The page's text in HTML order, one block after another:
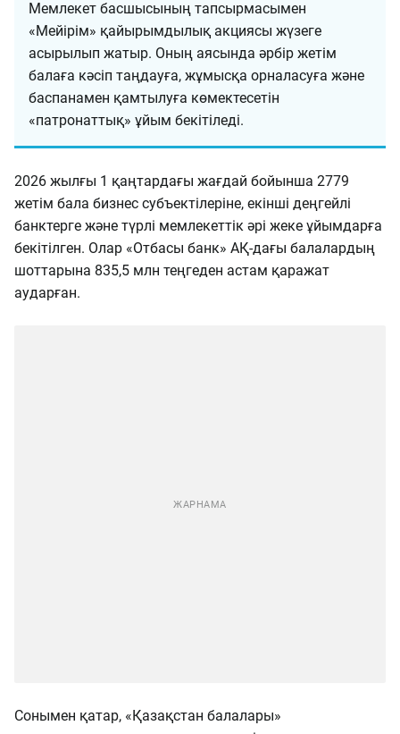
Мемлекет басшысының тапсырмасымен
«Мейірім» қайырымдылық акциясы жүзеге
асырылып жатыр. Оның аясында әрбір жетім
балаға кәсіп таңдауға, жұмысқа орналасуға және
баспанамен қамтылуға көмектесетін
«патронаттық» ұйым бекітіледі.
2026 жылғы 1 қаңтардағы жағдай бойынша 2779
жетім бала бизнес субъектілеріне, екінші деңгейлі
банктерге және түрлі мемлекеттік әрі жеке ұйымдарға
бекітілген. Олар «Отбасы банк» АҚ-дағы балалардың
шоттарына 835,5 млн теңгеден астам қаражат
аударған.
Сонымен қатар, «Қазақстан балалары»